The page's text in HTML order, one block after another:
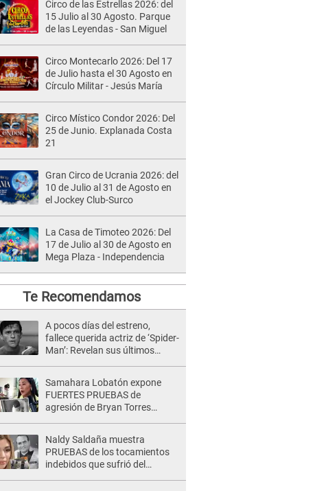
Circo de las Estrellas 2026: del
15 Julio al 30 Agosto. Parque
de las Leyendas - San Miguel
Circo Montecarlo 2026: Del 17
de Julio hasta el 30 Agosto en
Círculo Militar - Jesús María
Circo Místico Condor 2026: Del
25 de Junio. Explanada Costa
21
Gran Circo de Ucrania 2026: del
10 de Julio al 31 de Agosto en
el Jockey Club-Surco
La Casa de Timoteo 2026: Del
17 de Julio al 30 de Agosto en
Mega Plaza - Independencia
Te Recomendamos
A pocos días del estreno,
fallece querida actriz de ‘Spider-
Man’: Revelan sus últimos
Samahara Lobatón expone
FUERTES PRUEBAS de
agresión de Bryan Torres
Naldy Saldaña muestra
PRUEBAS de los tocamientos
indebidos que sufrió del